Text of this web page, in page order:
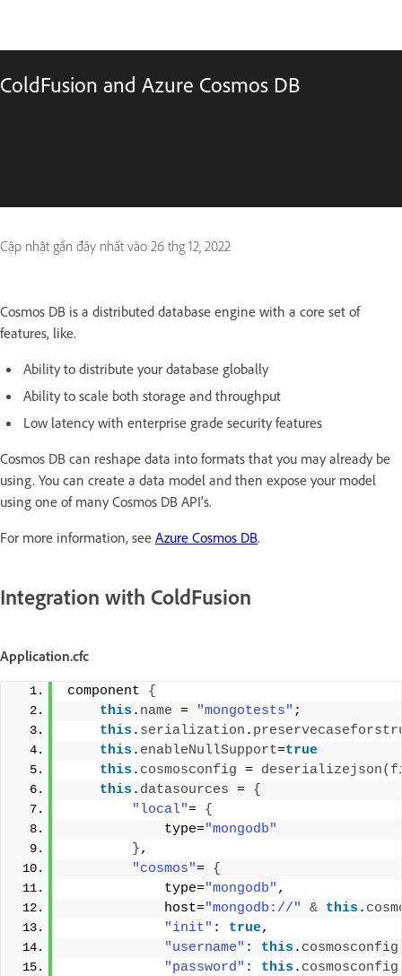
ColdFusion and Azure Cosmos DB
Cập nhật gần đây nhất vào 26 thg 12, 2022
Cosmos DB is a distributed database engine with a core set of
features, like.
Ability to distribute your database globally
Ability to scale both storage and throughput
Low latency with enterprise grade security features
Cosmos DB can reshape data into formats that you may already be
using. You can create a data model and then expose your model
using one of many Cosmos DB API's.
For more information, see Azure Cosmos DB.
Integration with ColdFusion
Application.cfc
component {
this . name = "mongotests" ;
this . serialization .
this . enableNullSupport=true
this . cosmosconfig = deserializejson(
this . datasources = {
"local"= {
            type=
"mongodb"
},
"cosmos"= {
            type=
"mongodb" ,
            host=
"mongodb://" & this .
"init" : true,
"username" : this . cosmosconfig
"password" : this . cosmosconfig